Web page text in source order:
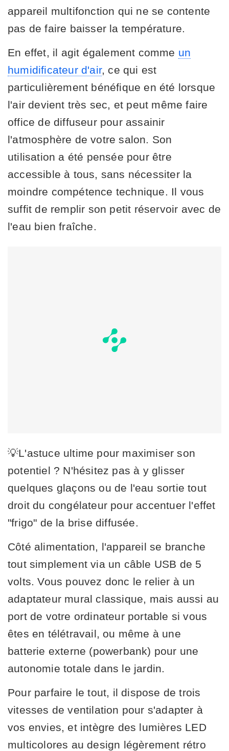
appareil multifonction qui ne se contente
pas de faire baisser la température.
En effet, il agit également comme un
humidificateur d'air, ce qui est
particulièrement bénéfique en été lorsque
l'air devient très sec, et peut même faire
office de diffuseur pour assainir
l'atmosphère de votre salon. Son
utilisation a été pensée pour être
accessible à tous, sans nécessiter la
moindre compétence technique. Il vous
suffit de remplir son petit réservoir avec de
l'eau bien fraîche.
💡L'astuce ultime pour maximiser son
potentiel ? N'hésitez pas à y glisser
quelques glaçons ou de l'eau sortie tout
droit du congélateur pour accentuer l'effet
"frigo" de la brise diffusée.
Côté alimentation, l'appareil se branche
tout simplement via un câble USB de 5
volts. Vous pouvez donc le relier à un
adaptateur mural classique, mais aussi au
port de votre ordinateur portable si vous
êtes en télétravail, ou même à une
batterie externe (powerbank) pour une
autonomie totale dans le jardin.
Pour parfaire le tout, il dispose de trois
vitesses de ventilation pour s'adapter à
vos envies, et intègre des lumières LED
multicolores au design légèrement rétro